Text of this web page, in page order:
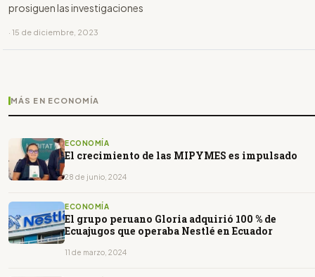
prosiguen las investigaciones
· 15 de diciembre, 2023
MÁS EN ECONOMÍA
ECONOMÍA
El crecimiento de las MIPYMES es impulsado
28 de junio, 2024
ECONOMÍA
El grupo peruano Gloria adquirió 100 % de
Ecuajugos que operaba Nestlé en Ecuador
11 de marzo, 2024